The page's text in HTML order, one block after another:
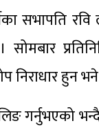
निराधार हुन
भन्दै